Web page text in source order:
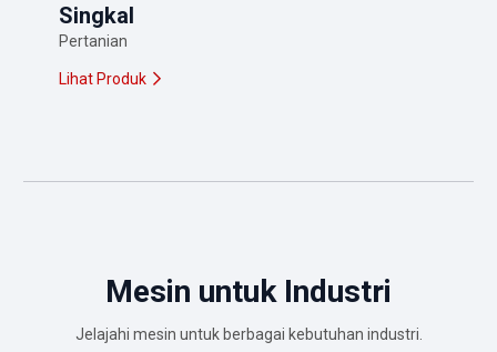
Singkal
Pertanian
Lihat Produk
Mesin untuk Industri
Jelajahi mesin untuk berbagai kebutuhan industri.